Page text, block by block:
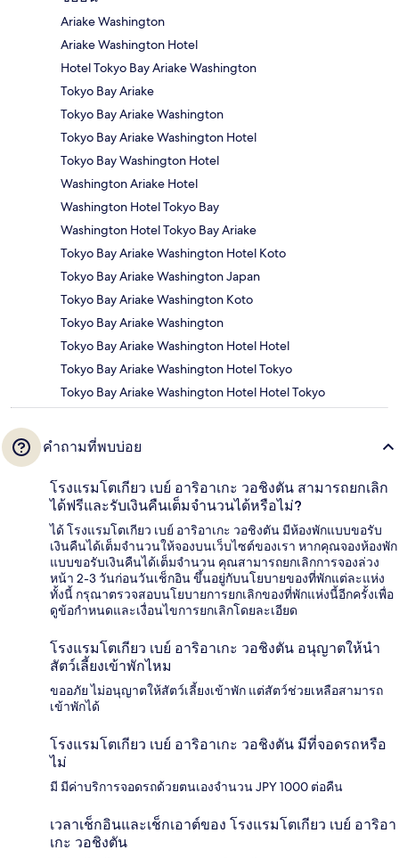
Ariake Washington
Ariake Washington Hotel
Hotel Tokyo Bay Ariake Washington
Tokyo Bay Ariake
Tokyo Bay Ariake Washington
Tokyo Bay Ariake Washington Hotel
Tokyo Bay Washington Hotel
Washington Ariake Hotel
Washington Hotel Tokyo Bay
Washington Hotel Tokyo Bay Ariake
Tokyo Bay Ariake Washington Hotel Koto
Tokyo Bay Ariake Washington Japan
Tokyo Bay Ariake Washington Koto
Tokyo Bay Ariake Washington
Tokyo Bay Ariake Washington Hotel Hotel
Tokyo Bay Ariake Washington Hotel Tokyo
Tokyo Bay Ariake Washington Hotel Hotel Tokyo
คำถามที่พบบ่อย
โรงแรมโตเกียว เบย์ อาริอาเกะ วอชิงตัน สามารถยกเลิก
ได้ฟรีและรับเงินคืนเต็มจำนวนได้หรือไม่?
ได้ โรงแรมโตเกียว เบย์ อาริอาเกะ วอชิงตัน มีห้องพักแบบขอรับ
เงินคืนได้เต็มจำนวนให้จองบนเว็บไซต์ของเรา หากคุณจองห้องพัก
แบบขอรับเงินคืนได้เต็มจำนวน คุณสามารถยกเลิกการจองล่วง
หน้า 2-3 วันก่อนวันเช็กอิน ขึ้นอยู่กับนโยบายของที่พักแต่ละแห่ง
ทั้งนี้ กรุณาตรวจสอบนโยบายการยกเลิกของที่พักแห่งนี้อีกครั้งเพื่อ
ดูข้อกำหนดและเงื่อนไขการยกเลิกโดยละเอียด
โรงแรมโตเกียว เบย์ อาริอาเกะ วอชิงตัน อนุญาตให้นำ
สัตว์เลี้ยงเข้าพักไหม
ขออภัย ไม่อนุญาตให้สัตว์เลี้ยงเข้าพัก แต่สัตว์ช่วยเหลือสามารถ
เข้าพักได้
โรงแรมโตเกียว เบย์ อาริอาเกะ วอชิงตัน มีที่จอดรถหรือ
ไม่
มี มีค่าบริการจอดรถด้วยตนเองจำนวน JPY 1000 ต่อคืน
เวลาเช็กอินและเช็กเอาต์ของ โรงแรมโตเกียว เบย์ อาริอา
เกะ วอชิงตัน